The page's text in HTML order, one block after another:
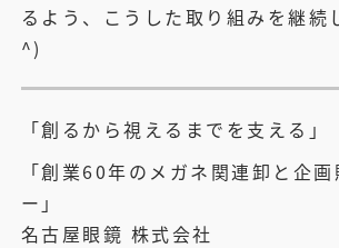
るよう、こうした取り組みを継続
^)
「創るから視えるまでを支える」
「創業60年のメガネ関連卸と企
ー」
名古屋眼鏡 株式会社